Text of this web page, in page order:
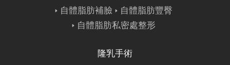
自體脂肪補臉
自體脂肪豐臀
自體脂肪私密處整形
隆乳手術